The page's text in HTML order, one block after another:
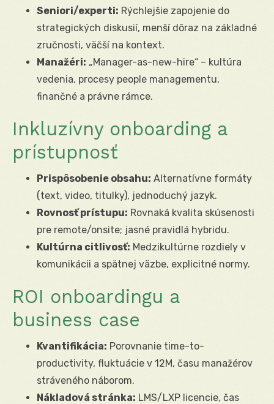
Seniori/experti: Rýchlejšie zapojenie do
strategických diskusií, menší dôraz na základné
zručnosti, väčší na kontext.
Manažéri: „Manager-as-new-hire“ – kultúra
vedenia, procesy people managementu,
finančné a právne rámce.
Inkluzívny onboarding a
prístupnosť
Prispôsobenie obsahu: Alternatívne formáty
(text, video, titulky), jednoduchý jazyk.
Rovnosť prístupu: Rovnaká kvalita skúsenosti
pre remote/onsite; jasné pravidlá hybridu.
Kultúrna citlivosť: Medzikultúrne rozdiely v
komunikácii a spätnej väzbe, explicitné normy.
ROI onboardingu a
business case
Kvantifikácia: Porovnanie time-to-
productivity, fluktuácie v 12M, času manažérov
stráveného náborom.
Nákladová stránka: LMS/LXP licencie, čas